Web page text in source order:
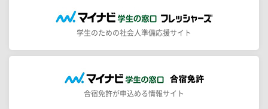
学生のための社会人準備応援サイト
合宿免許が申込める情報サイト